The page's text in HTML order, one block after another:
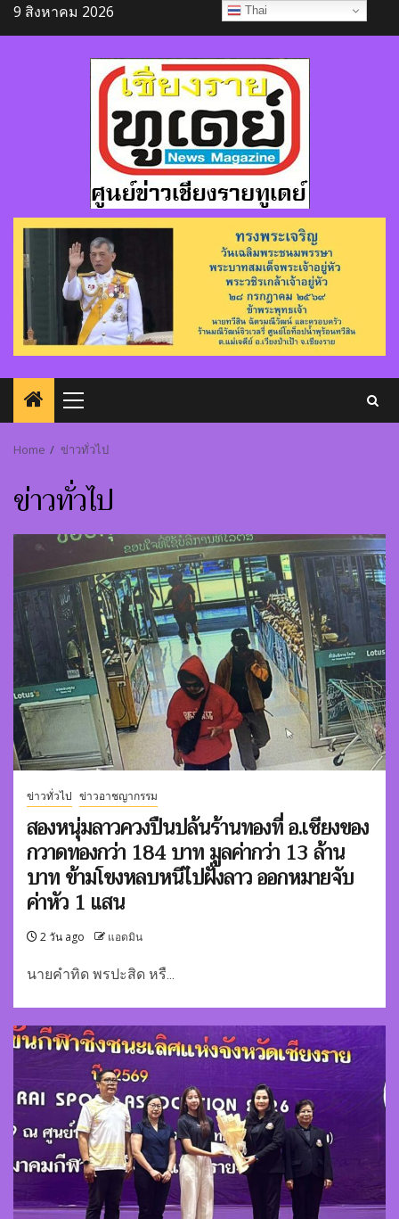
Skip
to
9 สิงหาคม 2026
Primary
Home ข่าวทั่วไป
ข่าวทั่วไป
ข่าวทั่วไป ข่าวอาชญากรรม
สองหนุ่มลาวควงปืนปล้นร้านทองที่ อ.เชียงของ
กวาดทองกว่า 184 บาท มูลค่ากว่า 13 ล้าน
บาท ข้ามโขงหลบหนีไปฝั่งลาว ออกหมายจับ
ค่าหัว 1 แสน
2 วัน ago แอดมิน
นายคำทิด พรปะสิด หรื...
Thai